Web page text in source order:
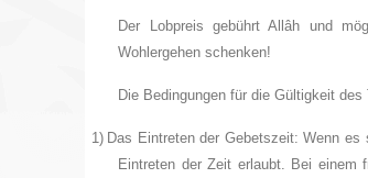
Der Lobpreis gebührt Allâh und
Wohlergehen schenken!
Die Bedingungen für die Gültigkeit
1) Das Eintreten der Gebetszeit: Wenn
Eintreten der Zeit erlaubt. Bei einem